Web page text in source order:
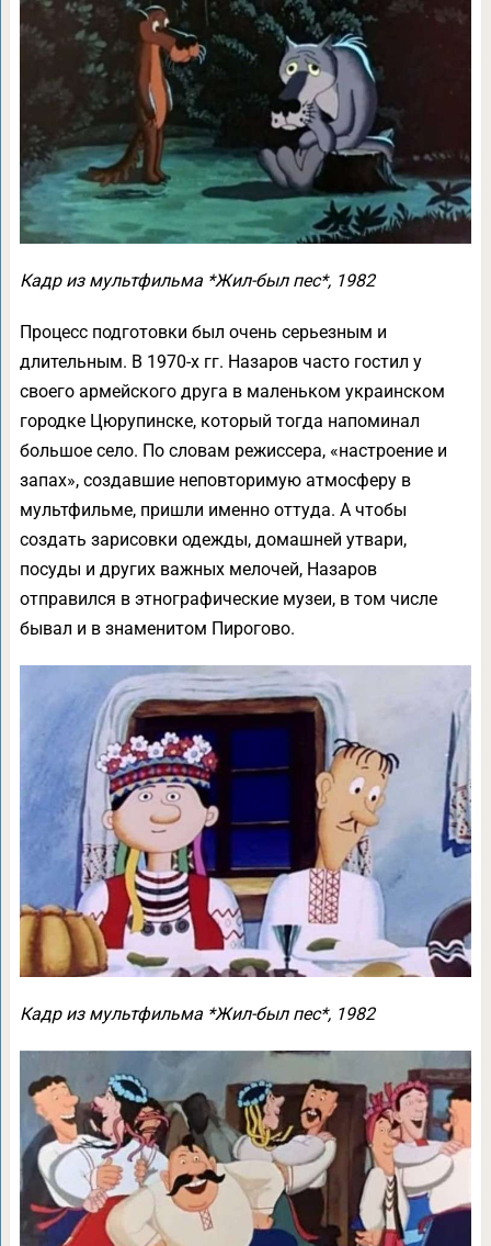
Кадр из мультфильма *Жил-был пес*, 1982
Процесс подготовки был очень серьезным и
длительным. В 1970-х гг. Назаров часто гостил у
своего армейского друга в маленьком украинском
городке Цюрупинске, который тогда напоминал
большое село. По словам режиссера, «настроение и
запах», создавшие неповторимую атмосферу в
мультфильме, пришли именно оттуда. А чтобы
создать зарисовки одежды, домашней утвари,
посуды и других важных мелочей, Назаров
отправился в этнографические музеи, в том числе
бывал и в знаменитом Пирогово.
Кадр из мультфильма *Жил-был пес*, 1982